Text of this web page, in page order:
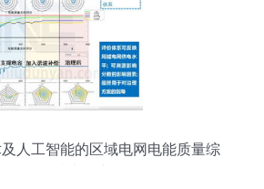
人工智能的区域电网电能质量综